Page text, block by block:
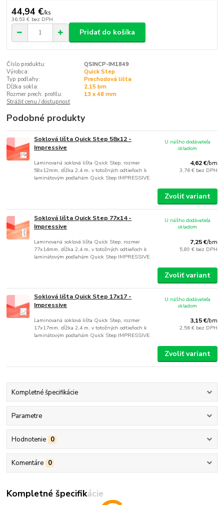
44,94 €/ks
36,53 € bez DPH
Pridať do košíka
Číslo produktu:
QSINCP-IM1849
Výrobca:
Quick Step
Typ podlahy:
Prechodová lišta
Dĺžka sokla:
2,15 bm
Rozmer prech. profilu:
13 x 48 mm
Strážiť cenu / dostupnosť
Podobné produkty
Soklová lišta Quick Step 58x12 -
Impressive
Laminovaná soklová lišta Quick Step, rozmer
58x12mm, dĺžka 2,4 m, v totožných odtieňoch k
laminátovým podlahám Quick Step IMPRESSIVE.
4,62 €/bm
3,76 € bez DPH
U nášho dodávateľa
skladom
Zvoliť variant
Soklová lišta Quick Step 77x14 -
Impressive
Laminovaná soklová lišta Quick Step, rozmer
77x14mm, dĺžka 2,4 m, v totožných odtieňoch k
laminátovým podlahám Quick Step IMPRESSIVE.
7,25 €/bm
5,89 € bez DPH
U nášho dodávateľa
skladom
Zvoliť variant
Soklová lišta Quick Step 17x17 -
Impressive
Laminovaná soklová lišta Quick Step, rozmer
17x17mm, dĺžka 2,4 m, v totožných odtieňoch k
laminátovým podlahám Quick Step IMPRESSIVE.
3,15 €/bm
2,56 € bez DPH
U nášho dodávateľa
skladom
Zvoliť variant
Kompletné špecifikácie
Parametre
Hodnotenie 0
Komentáre 0
Kompletné špecifikácie